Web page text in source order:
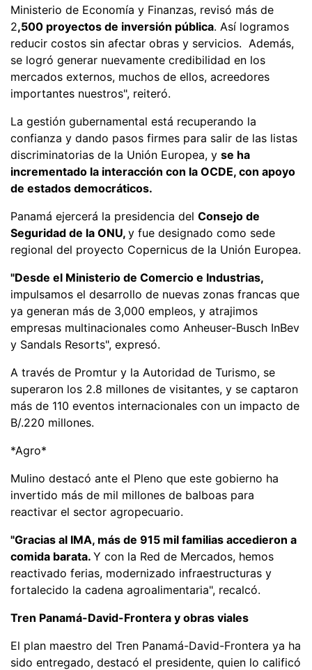
Ministerio de Economía y Finanzas, revisó más de
2,500 proyectos de inversión pública. Así logramos
reducir costos sin afectar obras y servicios. Además,
se logró generar nuevamente credibilidad en los
mercados externos, muchos de ellos, acreedores
importantes nuestros", reiteró.
La gestión gubernamental está recuperando la
confianza y dando pasos firmes para salir de las listas
discriminatorias de la Unión Europea, y se ha
incrementado la interacción con la OCDE, con apoyo
de estados democráticos.
Panamá ejercerá la presidencia del Consejo de
Seguridad de la ONU, y fue designado como sede
regional del proyecto Copernicus de la Unión Europea.
"Desde el Ministerio de Comercio e Industrias,
impulsamos el desarrollo de nuevas zonas francas que
ya generan más de 3,000 empleos, y atrajimos
empresas multinacionales como Anheuser-Busch InBev
y Sandals Resorts", expresó.
A través de Promtur y la Autoridad de Turismo, se
superaron los 2.8 millones de visitantes, y se captaron
más de 110 eventos internacionales con un impacto de
B/.220 millones.
*Agro*
Mulino destacó ante el Pleno que este gobierno ha
invertido más de mil millones de balboas para
reactivar el sector agropecuario.
"Gracias al IMA, más de 915 mil familias accedieron a
comida barata. Y con la Red de Mercados, hemos
reactivado ferias, modernizado infraestructuras y
fortalecido la cadena agroalimentaria", recalcó.
Tren Panamá-David-Frontera y obras viales
El plan maestro del Tren Panamá-David-Frontera ya ha
sido entregado, destacó el presidente, quien lo calificó